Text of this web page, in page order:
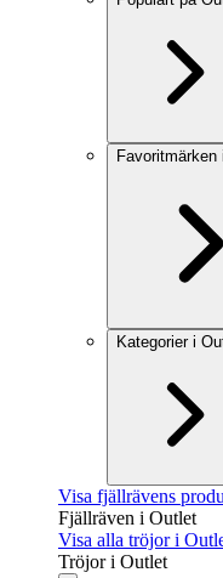
Favoritmärken
Kategorier i
Visa fjällrävens
Fjällräven i Outlet
Visa alla tröjor i
Tröjor i Outlet